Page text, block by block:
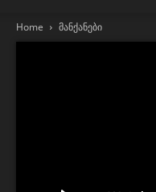
Home მანქანები